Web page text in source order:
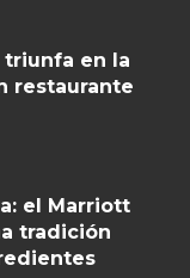
en la
restaurante
el Marriott
tradición